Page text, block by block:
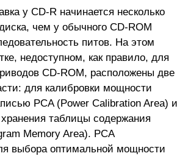
у CD-R начинается несколько
чем у обычного CD-ROM
питов. На этом
недоступном, как правило, для
CD-ROM, расположены две
для калибровки мощности
PCA (Power Calibration Area) и
таблицы содержания
Memory Area). PCA
выбора оптимальной мощности